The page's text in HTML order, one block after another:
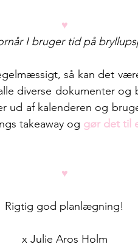
♥
I bruger tid på
så kan det
diverse dokumenter og
ud af kalenderen og
takeaway og gør det til
♥
Rigtig god planlægning!
x Julie Aros Holm